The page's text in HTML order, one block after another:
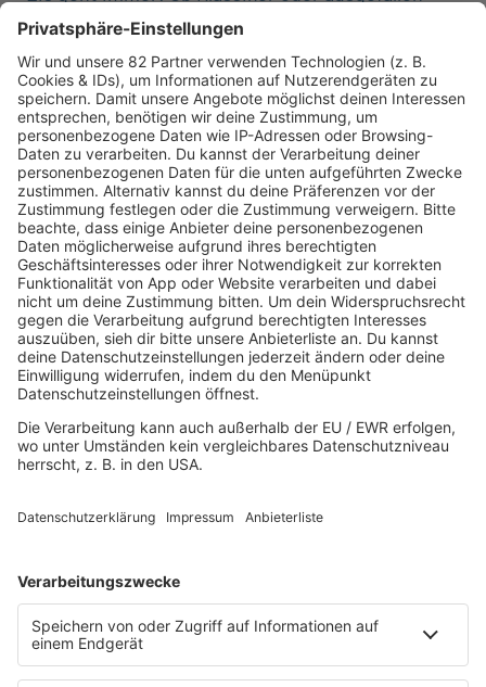
hier geht's zur R.SA Eisdielen-Karte
MEHR LESEN
Die Gute Laune Classics!
Fröhlich, Happy, Sorgenfrei - es gibt viele Worte
Classics! Nonstop 80er Gute Laune Kulthits,
gemixt mit den Happy Hits der 60er, 70er und
90er!